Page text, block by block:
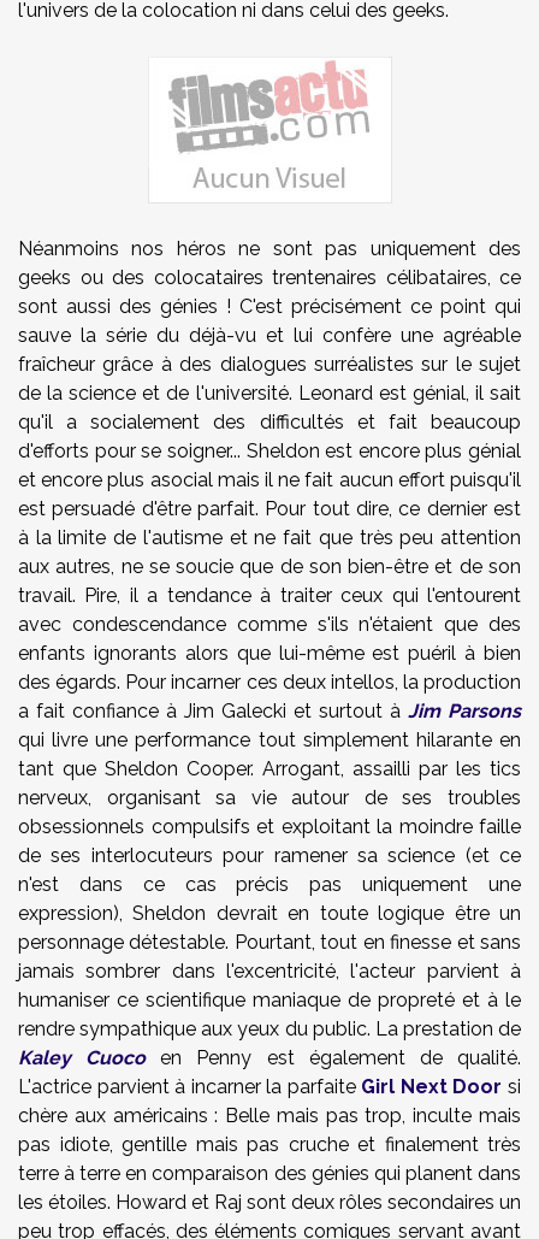
l'univers de la colocation ni dans celui des geeks.
Néanmoins nos héros ne sont pas uniquement des
geeks ou des colocataires trentenaires célibataires, ce
sont aussi des génies ! C'est précisément ce point qui
sauve la série du déjà-vu et lui confère une agréable
fraîcheur grâce à des dialogues surréalistes sur le sujet
de la science et de l'université. Leonard est génial, il sait
qu'il a socialement des difficultés et fait beaucoup
d'efforts pour se soigner... Sheldon est encore plus génial
et encore plus asocial mais il ne fait aucun effort puisqu'il
est persuadé d'être parfait. Pour tout dire, ce dernier est
à la limite de l'autisme et ne fait que très peu attention
aux autres, ne se soucie que de son bien-être et de son
travail. Pire, il a tendance à traiter ceux qui l'entourent
avec condescendance comme s'ils n'étaient que des
enfants ignorants alors que lui-même est puéril à bien
des égards. Pour incarner ces deux intellos, la production
a fait confiance à Jim Galecki et surtout à Jim Parsons
qui livre une performance tout simplement hilarante en
tant que Sheldon Cooper. Arrogant, assailli par les tics
nerveux, organisant sa vie autour de ses troubles
obsessionnels compulsifs et exploitant la moindre faille
de ses interlocuteurs pour ramener sa science (et ce
n'est dans ce cas précis pas uniquement une
expression), Sheldon devrait en toute logique être un
personnage détestable. Pourtant, tout en finesse et sans
jamais sombrer dans l'excentricité, l'acteur parvient à
humaniser ce scientifique maniaque de propreté et à le
rendre sympathique aux yeux du public. La prestation de
Kaley Cuocoen Penny est également de qualité.
L'actrice parvient à incarner la parfaite Girl Next Door si
chère aux américains : Belle mais pas trop, inculte mais
pas idiote, gentille mais pas cruche et finalement très
terre à terre en comparaison des génies qui planent dans
les étoiles. Howard et Raj sont deux rôles secondaires un
peu trop effacés, des éléments comiques servant avant